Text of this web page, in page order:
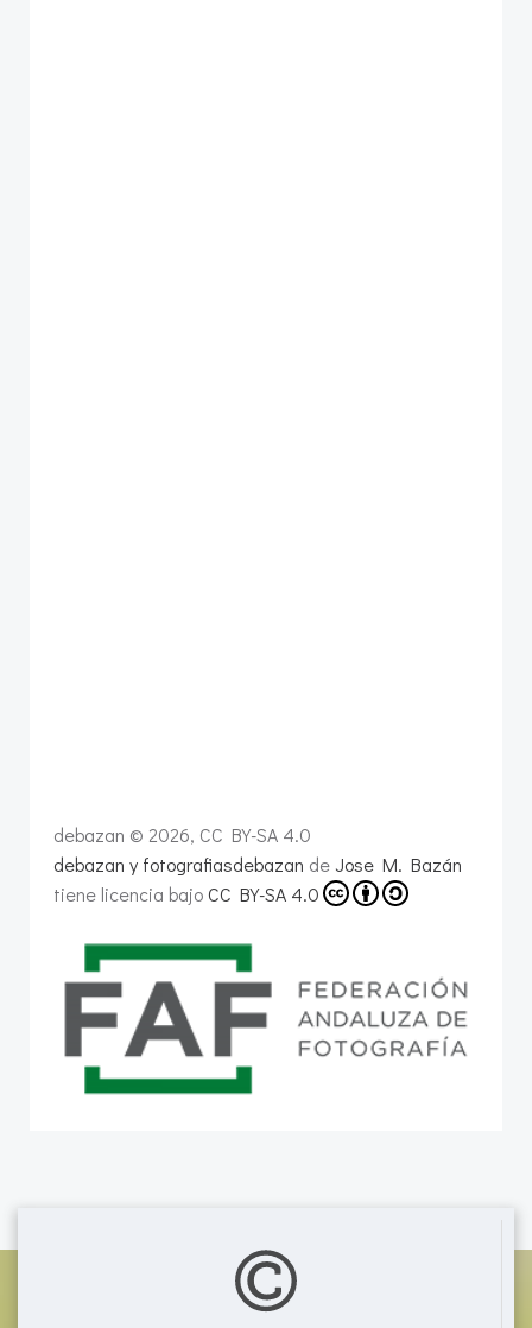
debazan © 2026, CC BY-SA 4.0
debazan y fotografiasdebazan de Jose M. Bazán
tiene licencia bajoCC BY-SA 4.0